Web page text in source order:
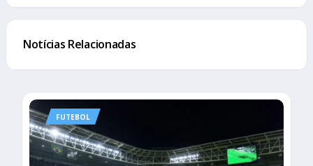
Notícias Relacionadas
FUTEBOL